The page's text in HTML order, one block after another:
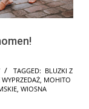
TAGGED: BLUZKI Z
, MOHITO
, WIOSNA